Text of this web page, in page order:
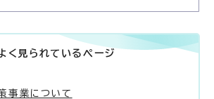
く見られているページ
事業について